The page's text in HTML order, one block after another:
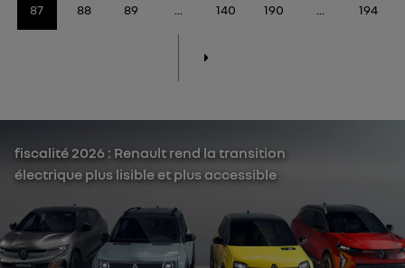
87 88 89 ... 140 190 ... 194
fiscalité 2026 : Renault rend la transition
électrique plus lisible et plus accessible